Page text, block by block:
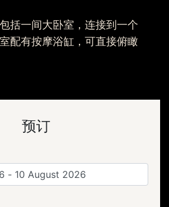
括一间大卧室，连接到一个
配有按摩浴缸，可直接俯瞰
预订